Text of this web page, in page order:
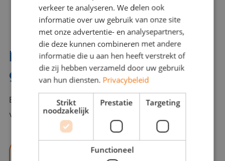
Interesse? Benno helpt je
graag verder!
Bel of mail Benno met al jouw vragen. Benno staat
voor je klaar en helpt je graag!
benno@viajou.nl
verkeer te analyseren. We delen ook
informatie over uw gebruik van onze site
met onze advertentie- en analysepartners,
die deze kunnen combineren met andere
informatie die u aan hen heeft verstrekt of
die zij hebben verzameld door uw gebruik
van hun diensten. Privacybeleid
Strikt
noodzakelijk
Prestatie Targeting
Functioneel